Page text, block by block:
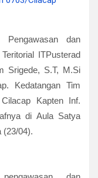
Pengawasan dan
ITPusterad
Srigede, S.T, M.Si
Kedatangan Tim
Kapten Inf.
di Aula Satya
(23/04).